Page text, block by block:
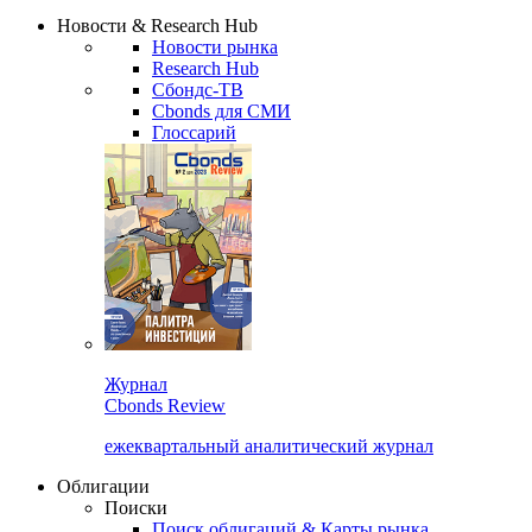
Сбондс Люди
Новости & Research Hub
Новости рынка
Research Hub
Сбондс-ТВ
Cbonds для СМИ
Глоссарий
Cbonds Review
ежеквартальный аналитический журнал